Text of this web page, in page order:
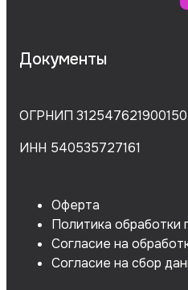
Документы
ОГРНИП 312547621900150
ИНН 540535727161
Оферта
Политика обработки
Согласие на
Согласие на сбор